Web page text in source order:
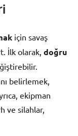
için savaş
İlk olarak, doğru
belirlemek,
ekipman
ve silahlar,